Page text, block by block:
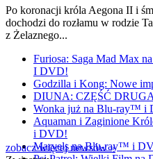
Po koronacji króla Aegona II i
dochodzi do rozłamu w rodzie
z Żelaznego...
Furiosa: Saga Mad
I DVD!
Godzilla i Kong: Nowe
DIUNA: CZĘŚĆ DRUGA
Wonka już na Blu-ray™ i
Aquaman i Zaginione
i DVD!
Marvels na Blu-ray™ i
zobacz więcej newsów »